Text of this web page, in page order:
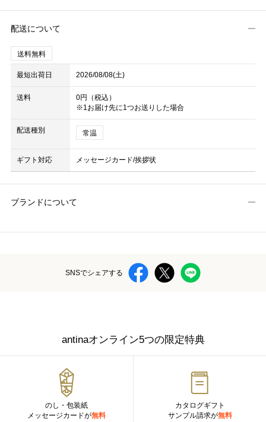
配送について
送料無料
最短出荷日 2026/08/08(土)
送料
0円（税込）
※1お届け先に1つお送りした場合
配送種別 常温
ギフト対応 メッセージカード/挨拶状
ブランドについて
SNSでシェアする
antinaオンライン5つの限定特典
のし・包装紙
メッセージカードが無料
カタログギフト
サンプル請求が無料